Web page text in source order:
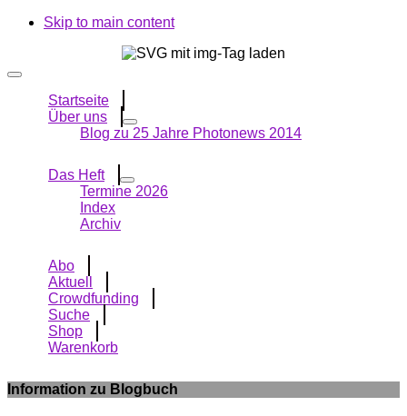
Skip to main content
Startseite
Über uns
Blog zu 25 Jahre Photonews 2014
Das Heft
Termine 2026
Index
Archiv
Abo
Aktuell
Crowdfunding
Suche
Shop
Warenkorb
Information zu Blogbuch